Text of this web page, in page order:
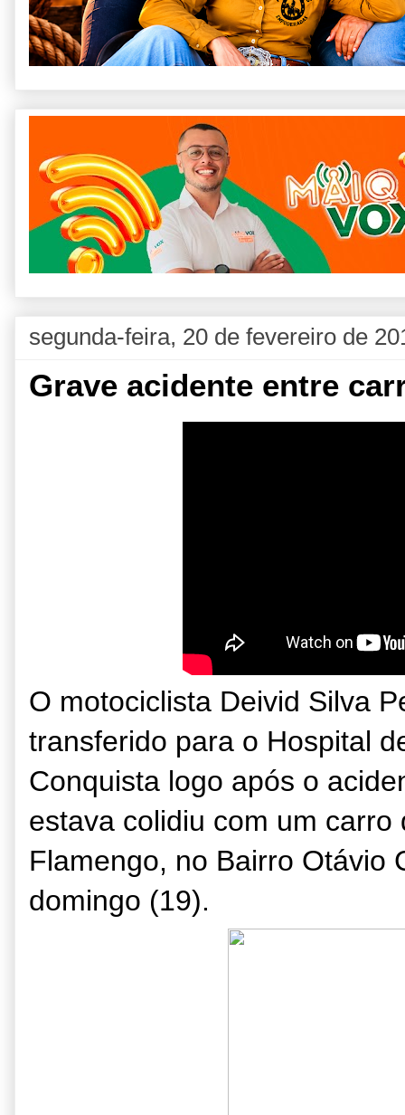
segunda-feira, 20 de fevereiro de
Grave acidente entre
O motociclista Deivid Silva
transferido para o Hospital
Conquista logo após o
estava colidiu com um carro
Flamengo, no Bairro Otávio
domingo (19).